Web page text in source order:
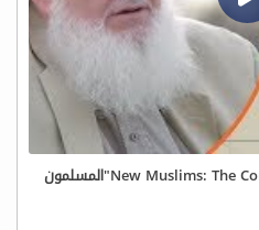
"New Muslims: The Conversion Story of Yusuf Estes"المسلمون